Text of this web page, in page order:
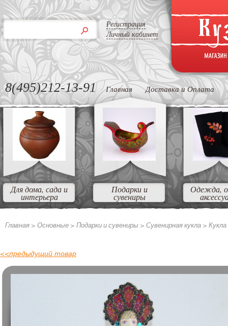
Регистрация
Личный кабинет
8(495)212-13-91 Главная Доставка и Оплата
Для дома, сада и
интерьера
Подарки и
сувениры
Одежда,
Главная > Основные > Подарки и сувениры > Сувенирная кукла >
<<предыдущий товар